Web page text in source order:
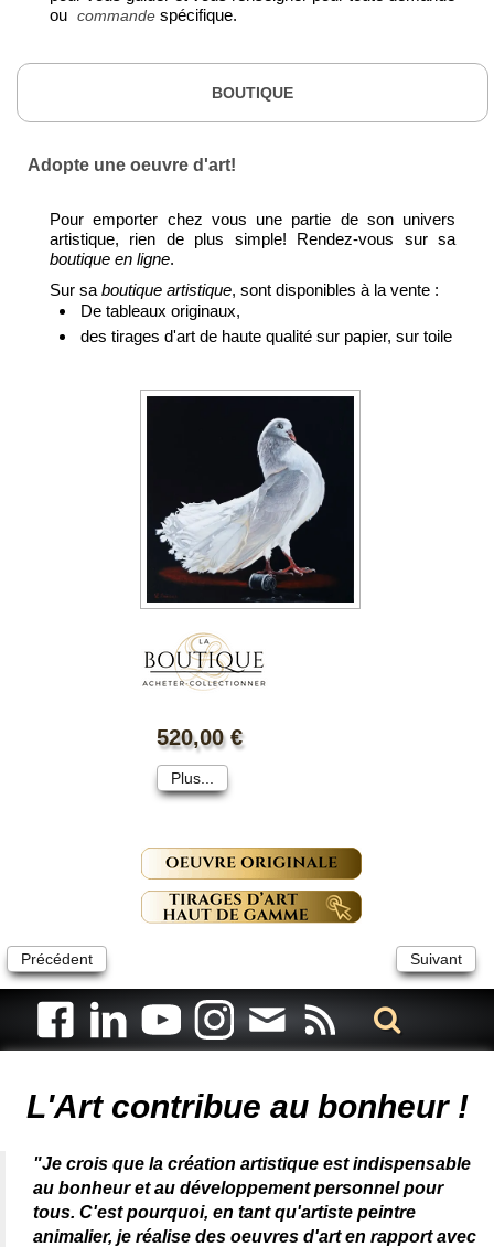
ou commande spécifique.
BOUTIQUE
Adopte une oeuvre d'art!
Pour emporter chez vous une partie de son univers
artistique, rien de plus simple! Rendez-vous sur sa
boutique en ligne.
Sur sa boutique artistique, sont disponibles à la vente :
De tableaux originaux,
des tirages d'art de haute qualité sur papier, sur toile
520,00 €
Plus...
Précédent Suivant
L'Art contribue au bonheur !
"Je crois que la création artistique est indispensable
au bonheur et au développement personnel pour
tous. C'est pourquoi, en tant qu'artiste peintre
animalier, je réalise des oeuvres d'art en rapport avec